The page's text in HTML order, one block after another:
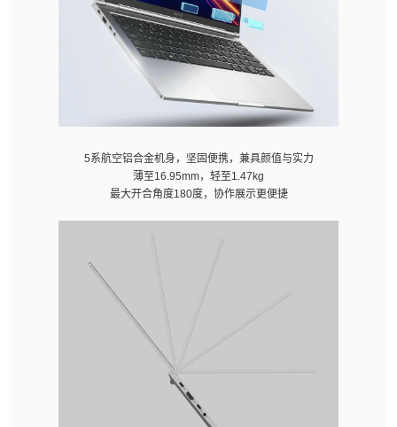
5系航空铝合金机身，坚固便携，兼具颜值与实力
薄至16.95mm，轻至1.47kg
最大开合角度180度，协作展示更便捷